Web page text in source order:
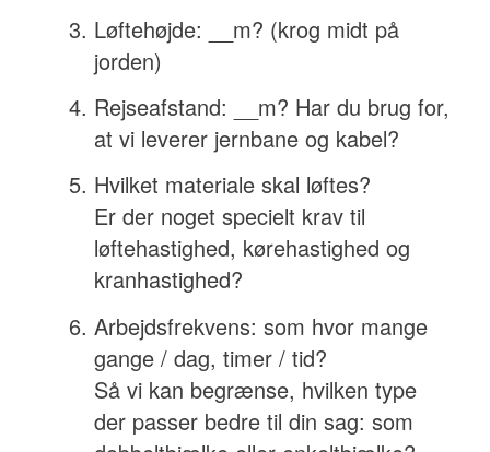
Løftehøjde: __m? (krog midt på
jorden)
Rejseafstand: __m? Har du brug for,
at vi leverer jernbane og kabel?
Hvilket materiale skal løftes?
Er der noget specielt krav til
løftehastighed, kørehastighed og
kranhastighed?
Arbejdsfrekvens: som hvor mange
gange / dag, timer / tid?
Så vi kan begrænse, hvilken type
der passer bedre til din sag: som